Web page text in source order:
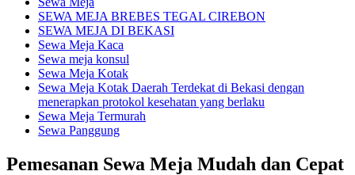
SEWA MEJA BREBES TEGAL CIREBON
SEWA MEJA DI BEKASI
Sewa Meja Kaca
Sewa meja konsul
Sewa Meja Kotak
Sewa Meja Kotak Daerah Terdekat di Bekasi dengan
menerapkan protokol kesehatan yang berlaku
Sewa Meja Termurah
Sewa Panggung
Pemesanan Sewa Meja Mudah dan Cepat